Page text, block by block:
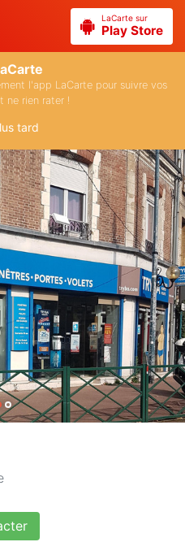
LaCarte sur
Play Store
l'app LaCarte pour suivre vos
ne rien rater !
tard